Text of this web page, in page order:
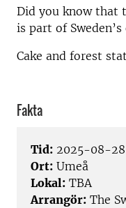
Did you know that t
is part of
Cake and forest
Fakta
Tid: 2025-08-28
Ort: Umeå
Lokal: TBA
Arrangör: The